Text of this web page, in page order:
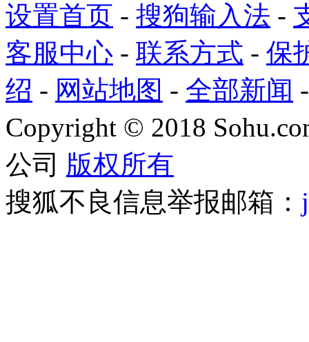
设置首页 - 搜狗输入法 -
客服中心 - 联系方式 - 保
绍 - 网站地图 - 全部新闻
Copyright © 2018
公司 版权所有
搜狐不良信息举报邮箱：